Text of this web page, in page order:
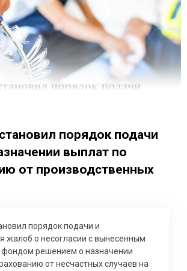
порядок подачи
выплат по
от производственных
порядок подачи и
жалоб о несогласии с вынесенным
решением о назначении
от несчастных случаев на